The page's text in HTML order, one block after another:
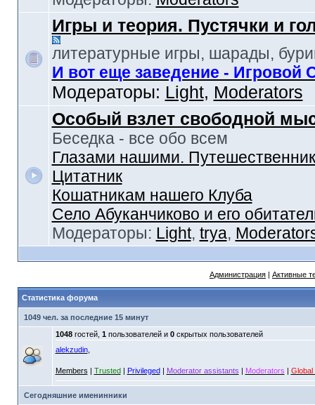
Игры и теория. Пустячки и
литературные игры, шарады,
И вот еще заведение - Игровой
Модераторы: Light, Moderators
Особый взлет свободной
Беседка - все обо всем
Глазами нашими.
Цитатник
Кошатникам нашего Клуба
Село Абуканчиково и его
Модераторы: Light, trya,
Администрация | Активные
Статистика форума
1049 чел. за последние 15 минут
1048гостей, 1пользователей и 0скрытых пользователей
alekzudin,
Members | Trusted| Privileged| Moderator assistants | Moderators | Global
Сегодняшние именинники